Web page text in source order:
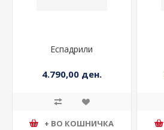
Еспадрили
4.790,00 ден.
+ ВО КОШНИЧКА